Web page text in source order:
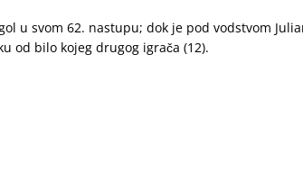
u svom 62. nastupu; dok je pod vodstvom
od bilo kojeg drugog igrača (12).